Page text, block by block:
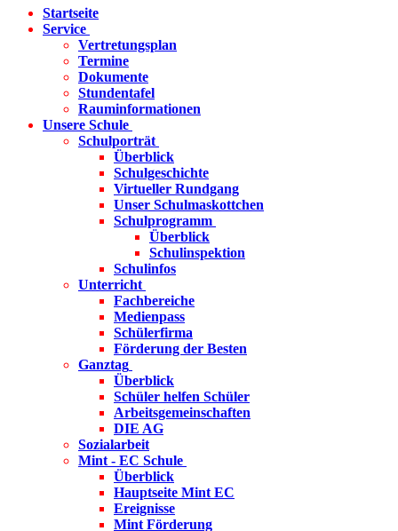
Startseite
Service
Vertretungsplan
Termine
Dokumente
Stundentafel
Rauminformationen
Unsere Schule
Schulporträt
Überblick
Schulgeschichte
Virtueller Rundgang
Unser Schulmaskottchen
Schulprogramm
Überblick
Schulinspektion
Schulinfos
Unterricht
Fachbereiche
Medienpass
Schülerfirma
Förderung der Besten
Ganztag
Überblick
Schüler helfen Schüler
Arbeitsgemeinschaften
DIE AG
Sozialarbeit
Mint - EC Schule
Überblick
Hauptseite Mint EC
Ereignisse
Mint Förderung